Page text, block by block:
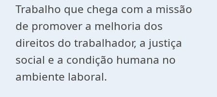
Trabalho que chega com a missão
de promover a melhoria dos
direitos do trabalhador, a justiça
social e a condição humana no
ambiente laboral.